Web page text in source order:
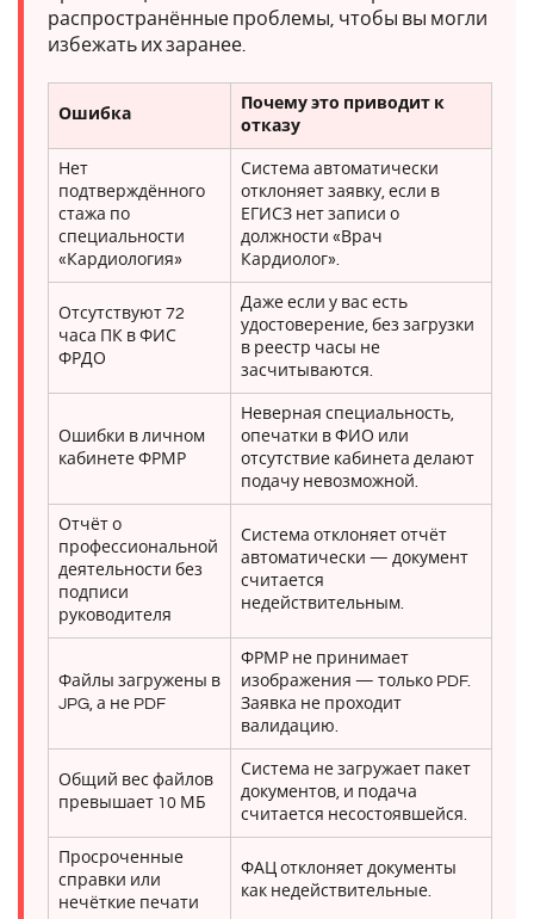
распространённые проблемы, чтобы вы могли
избежать их заранее.
Ошибка
Почему это приводит к
отказу
Нет
подтверждённого
стажа по
специальности
«Кардиология»
Система автоматически
отклоняет заявку, если в
ЕГИСЗ нет записи о
должности «Врач
Кардиолог».
Отсутствуют 72
часа ПК в ФИС
ФРДО
Даже если у вас есть
удостоверение, без загрузки
в реестр часы не
засчитываются.
Ошибки в личном
кабинете ФРМР
Неверная специальность,
опечатки в ФИО или
отсутствие кабинета делают
подачу невозможной.
Отчёт о
профессиональной
деятельности без
подписи
руководителя
Система отклоняет отчёт
автоматически — документ
считается
недействительным.
Файлы загружены в
JPG, а не PDF
ФРМР не принимает
изображения — только PDF.
Заявка не проходит
валидацию.
Общий вес файлов
превышает 10 МБ
Система не загружает пакет
документов, и подача
считается несостоявшейся.
Просроченные
справки или
нечёткие печати
ФАЦ отклоняет документы
как недействительные.